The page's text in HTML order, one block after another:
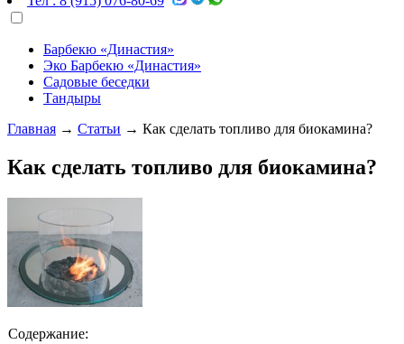
Барбекю «Династия»
Эко Барбекю «Династия»
Садовые беседки
Тандыры
Главная → Статьи → Как сделать топливо для биокамина?
Как сделать топливо для биокамина?
Содержание: